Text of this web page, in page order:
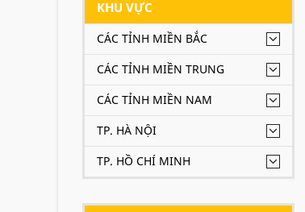
KHU VỰC
CÁC TỈNH MIỀN BẮC
CÁC TỈNH MIỀN TRUNG
CÁC TỈNH MIỀN NAM
TP. HÀ NỘI
TP. HỒ CHÍ MINH